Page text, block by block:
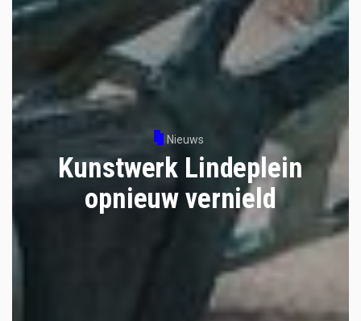
Nieuws
Kunstwerk Lindeplein
opnieuw vernield